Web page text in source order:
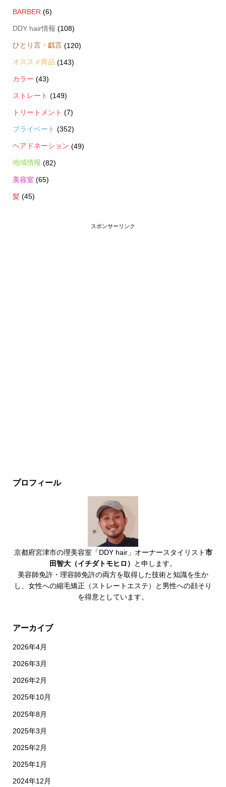
BARBER (6)
DDY hair情報 (108)
ひとり言・戯言(120)
オススメ商品 (143)
カラー (43)
ストレート (149)
トリートメント (7)
プライベート (352)
ヘアドネーション (49)
地域情報 (82)
美容室 (65)
髪(45)
スポンサーリンク
プロフィール
京都府宮津市の理美容室「DDY hair」オーナースタイリスト市
田智大（イチダトモヒロ）
と申します。
美容師免許・理容師免許の両方を取得した技術と知識を生か
し、女性への縮毛矯正（ストレートエステ）と男性への顔そり
を得意としています。
アーカイブ
2026年4月
2026年3月
2026年2月
2025年10月
2025年8月
2025年3月
2025年2月
2025年1月
2024年12月